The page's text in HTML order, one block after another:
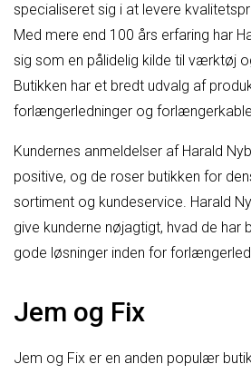
specialiseret sig i at levere
Med mere end 100 års erfaring har
sig som en pålidelig kilde til værktøj
Butikken har et bredt udvalg af
forlængerledninger og
Kundernes anmeldelser af Harald
positive, og de roser butikken for
sortiment og kundeservice. Harald
give kunderne nøjagtigt, hvad de har
gode løsninger inden for
Jem og Fix
Jem og Fix er en anden populær